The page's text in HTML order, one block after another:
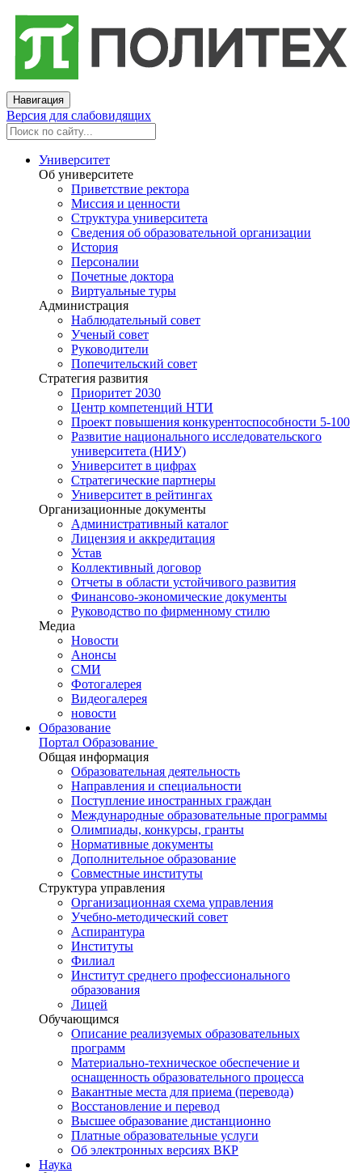
Навигация
Версия для слабовидящих
Университет
Об университете
Приветствие ректора
Миссия и ценности
Структура университета
Сведения об образовательной организации
История
Персоналии
Почетные доктора
Виртуальные туры
Администрация
Наблюдательный совет
Ученый совет
Руководители
Попечительский совет
Стратегия развития
Приоритет 2030
Центр компетенций НТИ
Проект повышения конкурентоспособности 5-100
Развитие национального исследовательского
университета (НИУ)
Университет в цифрах
Стратегические партнеры
Университет в рейтингах
Организационные документы
Административный каталог
Лицензия и аккредитация
Устав
Коллективный договор
Отчеты в области устойчивого развития
Финансово-экономические документы
Руководство по фирменному стилю
Медиа
Новости
Анонсы
СМИ
Фотогалерея
Видеогалерея
новости
Образование
Портал Образование
Общая информация
Образовательная деятельность
Направления и специальности
Поступление иностранных граждан
Международные образовательные программы
Олимпиады, конкурсы, гранты
Нормативные документы
Дополнительное образование
Совместные институты
Структура управления
Организационная схема управления
Учебно-методический совет
Аспирантура
Институты
Филиал
Институт среднего профессионального
образования
Лицей
Обучающимся
Описание реализуемых образовательных
программ
Материально-техническое обеспечение и
оснащенность образовательного процесса
Вакантные места для приема (перевода)
Восстановление и перевод
Высшее образование дистанционно
Платные образовательные услуги
Об электронных версиях ВКР
Наука